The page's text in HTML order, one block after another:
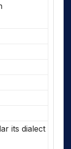
its dialect